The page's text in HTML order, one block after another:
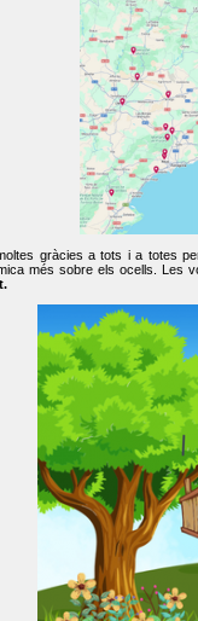
gràcies a tots i a totes
més sobre els ocells. Les